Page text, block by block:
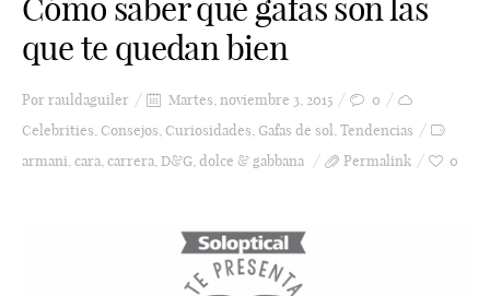
Cómo saber qué gafas son las
que te quedan bien
Porrauldaguiler Martes, noviembre 3, 2015
0
Celebrities, Consejos, Curiosidades, Gafas de sol,Tendencias
armani,cara,carrera,D&G,dolce & gabbana Permalink 0